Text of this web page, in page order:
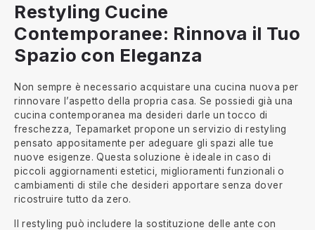
Restyling Cucine
Contemporanee: Rinnova il Tuo
Spazio con Eleganza
Non sempre è necessario acquistare una cucina nuova per
rinnovare l’aspetto della propria casa. Se possiedi già una
cucina contemporanea ma desideri darle un tocco di
freschezza, Tepamarket propone un servizio di restyling
pensato appositamente per adeguare gli spazi alle tue
nuove esigenze. Questa soluzione è ideale in caso di
piccoli aggiornamenti estetici, miglioramenti funzionali o
cambiamenti di stile che desideri apportare senza dover
ricostruire tutto da zero.
Il restyling può includere la sostituzione delle ante con